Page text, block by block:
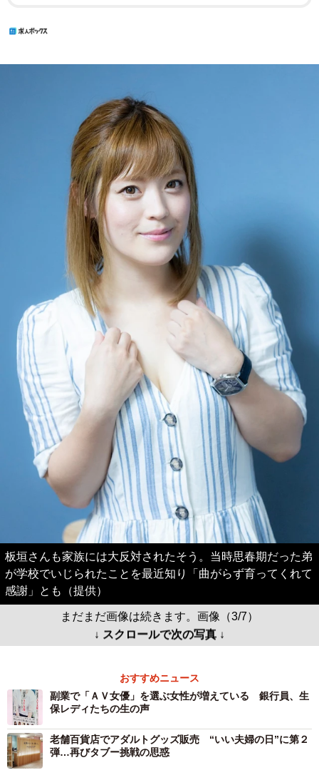
板垣さんも家族には大反対されたそう。当時思春期だった弟
が学校でいじられたことを最近知り「曲がらず育ってくれて
感謝」とも（提供）
まだまだ画像は続きます。画像（3/7）
↓ スクロールで次の写真 ↓
おすすめニュース
副業で「ＡＶ女優」を選ぶ女性が増えている 銀行員、生
保レディたちの生の声
老舗百貨店でアダルトグッズ販売 “いい夫婦の日”に第２
弾…再びタブー挑戦の思惑